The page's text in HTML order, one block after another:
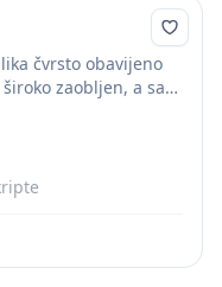
čvrsto obavijeno
široko zaobljen, a sa